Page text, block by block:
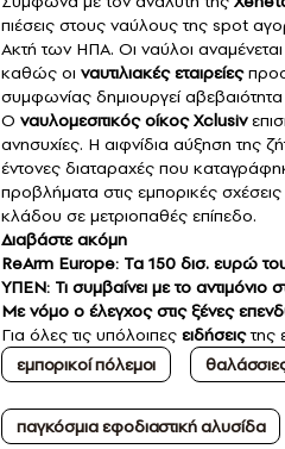
πιέσεις στους ναύλους της spot
Ακτή των ΗΠΑ. Οι ναύλοι
καθώς οι ναυτιλιακές εταιρείες
συμφωνίας δημιουργεί
Ο ναυλομεσιτικός οίκος Xclusiv
ανησυχίες. Η αιφνίδια αύξηση της
έντονες διαταραχές που
προβλήματα στις εμπορικές
κλάδου σε μετριοπαθές επίπεδο.
Διαβάστε ακόμη
ReArm Europe: Τα 150 δισ. ευρώ
ΥΠΕΝ: Τι συμβαίνει με το
Με νόμο ο έλεγχος στις ξένες
Για όλες τις υπόλοιπες ειδήσεις της
εμπορικοί πόλεμοι
παγκόσμια εφοδιαστική αλυσίδα